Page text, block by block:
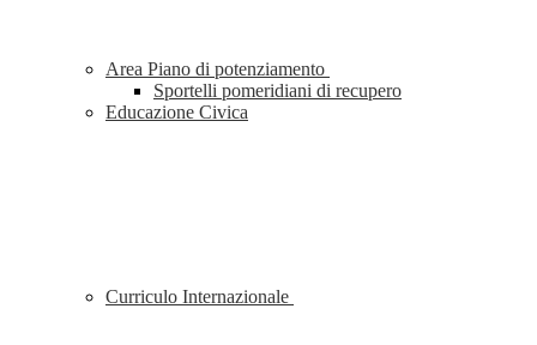
Area Piano di potenziamento
Sportelli pomeridiani di recupero
Educazione Civica
Curriculo Internazionale